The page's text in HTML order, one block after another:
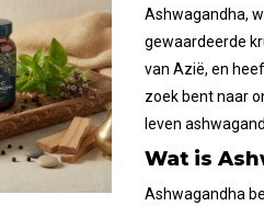
Ashwagandha,
gewaardeerde
van Azië, en
zoek bent naar
leven
Wat is
Ashwagandha